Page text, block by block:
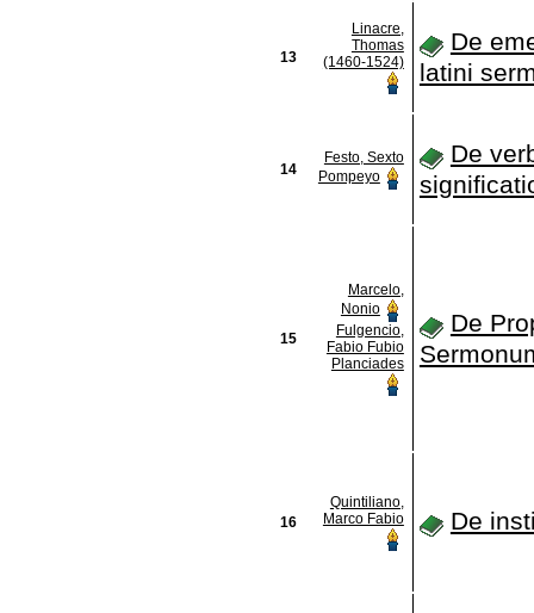
13
Linacre,
Thomas
(1460-1524)
De
latini
14
Festo, Sexto
Pompeyo
De
15
Marcelo,
Nonio
Fulgencio,
Fabio Fubio
Planciades
De
16
Quintiliano,
Marco Fabio
De